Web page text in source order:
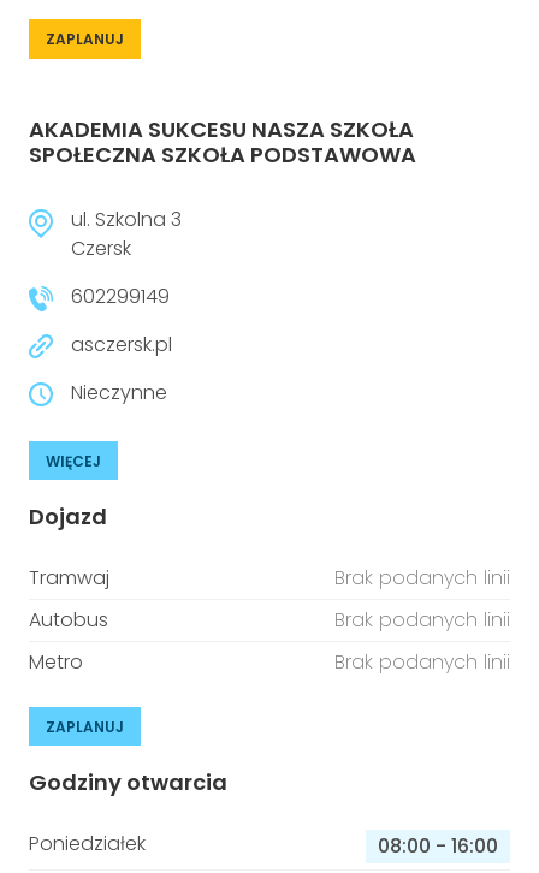
ZAPLANUJ
AKADEMIA SUKCESU NASZA SZKOŁA
SPOŁECZNA SZKOŁA PODSTAWOWA
ul. Szkolna 3
Czersk
602299149
asczersk.pl
Nieczynne
WIĘCEJ
Dojazd
Tramwaj
Brak podanych linii
Autobus
Brak podanych linii
Metro
Brak podanych linii
ZAPLANUJ
Godziny otwarcia
Poniedziałek 08:00 - 16:00